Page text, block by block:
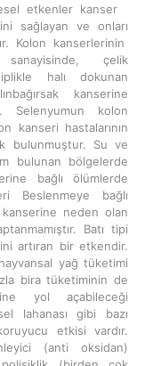
etkenler kanser
sağlayan ve onları
Kolon kanserlerinin
çelik
halı dokunan
kanserine
Selenyumun kolon
kanseri hastalarının
bulunmuştur. Su ve
bulunan bölgelerde
bağlı ölümlerde
Beslenmeye bağlı
neden olan
Batı tipi
artıran bir etkendir.
yağ tüketimi
bira tüketiminin de
yol açabileceği
lahanası gibi bazı
etkisi vardır.
(anti oksidan)